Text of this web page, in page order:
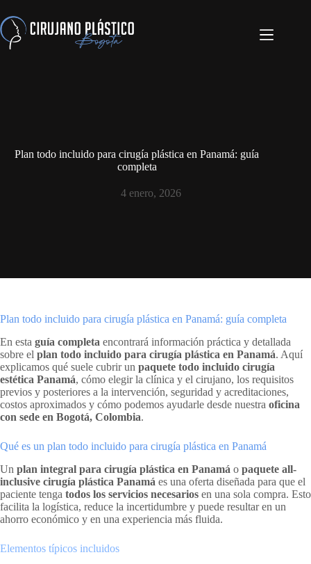
Plan todo incluido para cirugía plástica en Panamá: guía
completa
4 enero, 2026
Plan todo incluido para cirugía plástica en Panamá: guía completa
En esta guía completa encontrará información práctica y detallada
sobre el plan todo incluido para cirugía plástica en Panamá. Aquí
explicamos qué suele cubrir un paquete todo incluido cirugía
estética Panamá, cómo elegir la clínica y el cirujano, los requisitos
previos y posteriores a la intervención, seguridad y acreditaciones,
costos aproximados y cómo podemos ayudarle desde nuestra oficina
con sede en Bogotá, Colombia.
Qué es un plan todo incluido para cirugía plástica en Panamá
Un plan integral para cirugía plástica en Panamá o paquete all-
inclusive cirugía plástica Panamá es una oferta diseñada para que el
paciente tenga todos los servicios necesarios en una sola compra. Esto
facilita la logística, reduce la incertidumbre y puede resultar en un
ahorro económico y en una experiencia más fluida.
Elementos típicos incluidos